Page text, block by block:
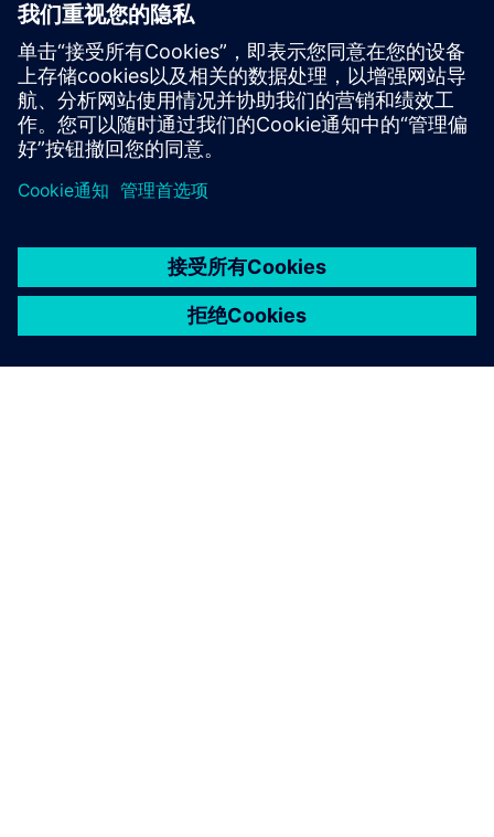
速度或位置。将这些直接光电测量系统安装到轴、轴
或电机上，以便与控制系统一起使用。